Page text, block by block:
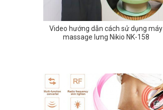
Video hướng dẫn cách sử dụng máy
massage lưng Nikio NK-158